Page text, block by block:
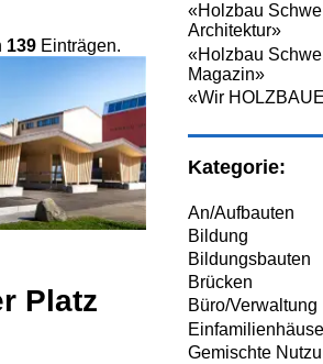
139 Einträgen.
Platz
«Holzbau
Architektur»
«Holzbau
Magazin»
«Wir
Kategorie:
An/Aufbauten
Bildung
Bildungsbauten
Brücken
Büro/Verwaltung
Gemischte